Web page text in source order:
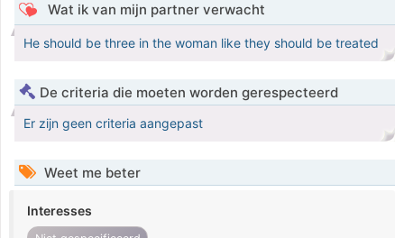
Wat ik van mijn partner verwacht
He should be three in the woman like they should be treated
De criteria die moeten worden gerespecteerd
Er zijn geen criteria aangepast
Weet me beter
Interesses